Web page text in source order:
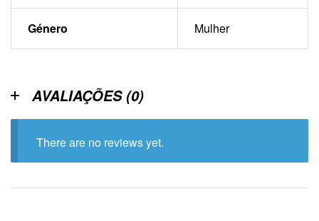
Género Mulher
AVALIAÇÕES (0)
There are no reviews yet.